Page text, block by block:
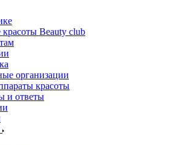
Beauty club
организации
красоты
и ответы